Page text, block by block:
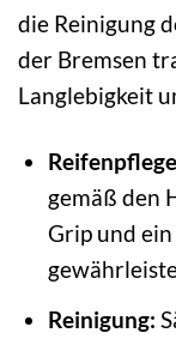
die Reinigung
der Bremsen
Langlebigkeit
gemäß den
Grip und
Reinigung: